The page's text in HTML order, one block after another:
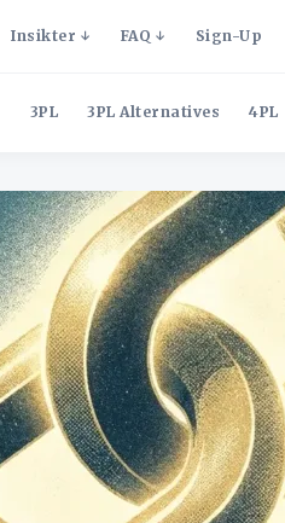
Insikter FAQ Sign-Up
3PL 3PL Alternatives 4PL